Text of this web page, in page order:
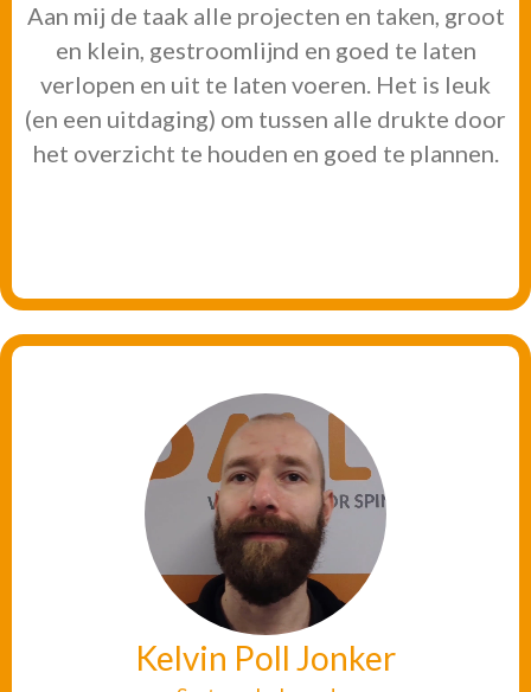
Aan mij de taak alle projecten en taken, groot
en klein, gestroomlijnd en goed te laten
verlopen en uit te laten voeren. Het is leuk
(en een uitdaging) om tussen alle drukte door
het overzicht te houden en goed te plannen.
Kelvin Poll Jonker